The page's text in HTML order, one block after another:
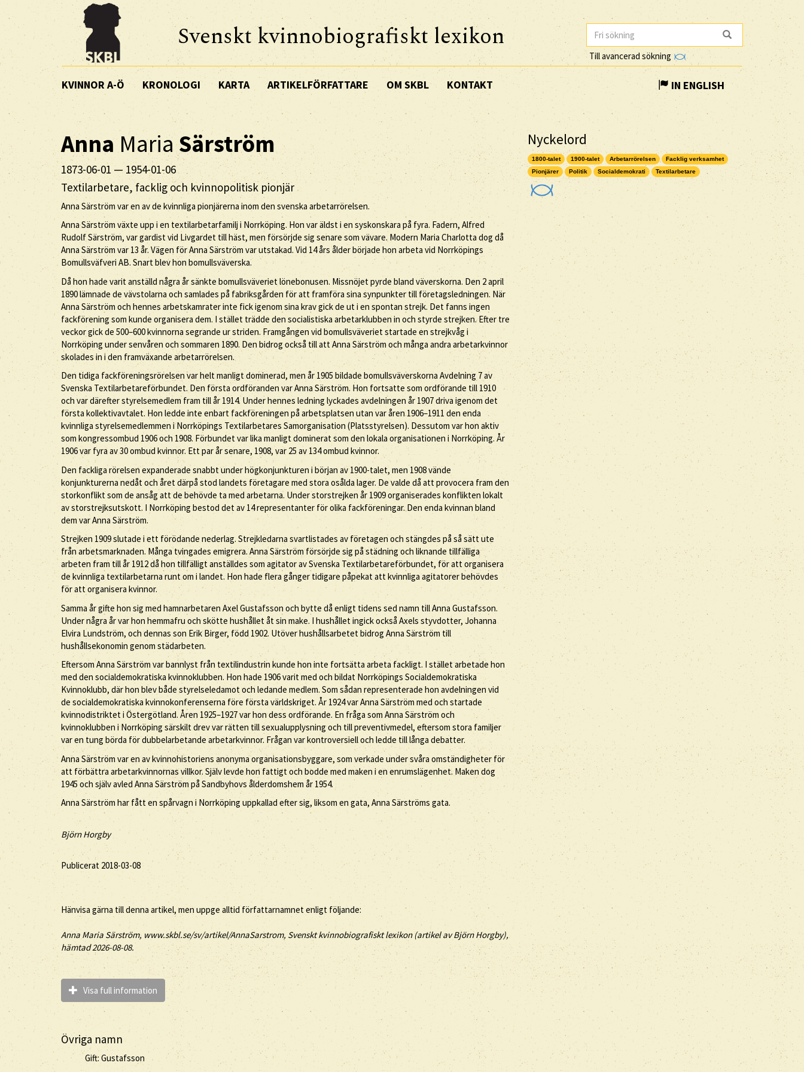
Svenskt kvinnobiografiskt lexikon
Till avancerad sökning
KVINNOR A-Ö KRONOLOGI KARTA ARTIKELFÖRFATTARE OM SKBL KONTAKT IN ENGLISH
AnnaMariaSärström
1873-06-01 — 1954-01-06
Textilarbetare, facklig och kvinnopolitisk pionjär
Anna Särström var en av de kvinnliga pionjärerna inom den svenska arbetarrörelsen.
Anna Särström växte upp i en textilarbetarfamilj i Norrköping. Hon var äldst i en syskonskara på fyra. Fadern, Alfred
Rudolf Särström, var gardist vid Livgardet till häst, men försörjde sig senare som vävare. Modern Maria Charlotta dog då
Anna Särström var 13 år. Vägen för Anna Särström var utstakad. Vid 14 års ålder började hon arbeta vid Norrköpings
Bomullsväfveri AB. Snart blev hon bomullsväverska.
Då hon hade varit anställd några år sänkte bomullsväveriet lönebonusen. Missnöjet pyrde bland väverskorna. Den 2 april
1890 lämnade de vävstolarna och samlades på fabriksgården för att framföra sina synpunkter till företagsledningen. När
Anna Särström och hennes arbetskamrater inte fick igenom sina krav gick de ut i en spontan strejk. Det fanns ingen
fackförening som kunde organisera dem. I stället trädde den socialistiska arbetarklubben in och styrde strejken. Efter tre
veckor gick de 500–600 kvinnorna segrande ur striden. Framgången vid bomullsväveriet startade en strejkvåg i
Norrköping under senvåren och sommaren 1890. Den bidrog också till att Anna Särström och många andra arbetarkvinnor
skolades in i den framväxande arbetarrörelsen.
Den tidiga fackföreningsrörelsen var helt manligt dominerad, men år 1905 bildade bomullsväverskorna Avdelning 7 av
Svenska Textilarbetareförbundet. Den första ordföranden var Anna Särström. Hon fortsatte som ordförande till 1910
och var därefter styrelsemedlem fram till år 1914. Under hennes ledning lyckades avdelningen år 1907 driva igenom det
första kollektivavtalet. Hon ledde inte enbart fackföreningen på arbetsplatsen utan var åren 1906–1911 den enda
kvinnliga styrelsemedlemmen i Norrköpings Textilarbetares Samorganisation (Platsstyrelsen). Dessutom var hon aktiv
som kongressombud 1906 och 1908. Förbundet var lika manligt dominerat som den lokala organisationen i Norrköping. År
1906 var fyra av 30 ombud kvinnor. Ett par år senare, 1908, var 25 av 134 ombud kvinnor.
Den fackliga rörelsen expanderade snabbt under högkonjunkturen i början av 1900-talet, men 1908 vände
konjunkturerna nedåt och året därpå stod landets företagare med stora osålda lager. De valde då att provocera fram den
storkonflikt som de ansåg att de behövde ta med arbetarna. Under storstrejken år 1909 organiserades konflikten lokalt
av storstrejksutskott. I Norrköping bestod det av 14 representanter för olika fackföreningar. Den enda kvinnan bland
dem var Anna Särström.
Strejken 1909 slutade i ett förödande nederlag. Strejkledarna svartlistades av företagen och stängdes på så sätt ute
från arbetsmarknaden. Många tvingades emigrera. Anna Särström försörjde sig på städning och liknande tillfälliga
arbeten fram till år 1912 då hon tillfälligt anställdes som agitator av Svenska Textilarbetareförbundet, för att organisera
de kvinnliga textilarbetarna runt om i landet. Hon hade flera gånger tidigare påpekat att kvinnliga agitatorer behövdes
för att organisera kvinnor.
Samma år gifte hon sig med hamnarbetaren Axel Gustafsson och bytte då enligt tidens sed namn till Anna Gustafsson.
Under några år var hon hemmafru och skötte hushållet åt sin make. I hushållet ingick också Axels styvdotter, Johanna
Elvira Lundström, och dennas son Erik Birger, född 1902. Utöver hushållsarbetet bidrog Anna Särström till
hushållsekonomin genom städarbeten.
Eftersom Anna Särström var bannlyst från textilindustrin kunde hon inte fortsätta arbeta fackligt. I stället arbetade hon
med den socialdemokratiska kvinnoklubben. Hon hade 1906 varit med och bildat Norrköpings Socialdemokratiska
Kvinnoklubb, där hon blev både styrelseledamot och ledande medlem. Som sådan representerade hon avdelningen vid
de socialdemokratiska kvinnokonferenserna före första världskriget. År 1924 var Anna Särström med och startade
kvinnodistriktet i Östergötland. Åren 1925–1927 var hon dess ordförande. En fråga som Anna Särström och
kvinnoklubben i Norrköping särskilt drev var rätten till sexualupplysning och till preventivmedel, eftersom stora familjer
var en tung börda för dubbelarbetande arbetarkvinnor. Frågan var kontroversiell och ledde till långa debatter.
Anna Särström var en av kvinnohistoriens anonyma organisationsbyggare, som verkade under svåra omständigheter för
att förbättra arbetarkvinnornas villkor. Själv levde hon fattigt och bodde med maken i en enrumslägenhet. Maken dog
1945 och själv avled Anna Särström på Sandbyhovs ålderdomshem år 1954.
Anna Särström har fått en spårvagn i Norrköping uppkallad efter sig, liksom en gata, Anna Särströms gata.
Björn Horgby
Publicerat 2018-03-08
Hänvisa gärna till denna artikel, men uppge alltid författarnamnet enligt följande:
Anna Maria Särström, www.skbl.se/sv/artikel/AnnaSarstrom, Svenskt kvinnobiografiskt lexikon (artikel avBjörn Horgby),
hämtad 2026-08-08.
Visa full information
Övriga namn
Gift: Gustafsson
Nyckelord
1800-talet 1900-talet Arbetarrörelsen
Facklig verksamhet
Pionjärer
Politik Socialdemokrati Textilarbetare